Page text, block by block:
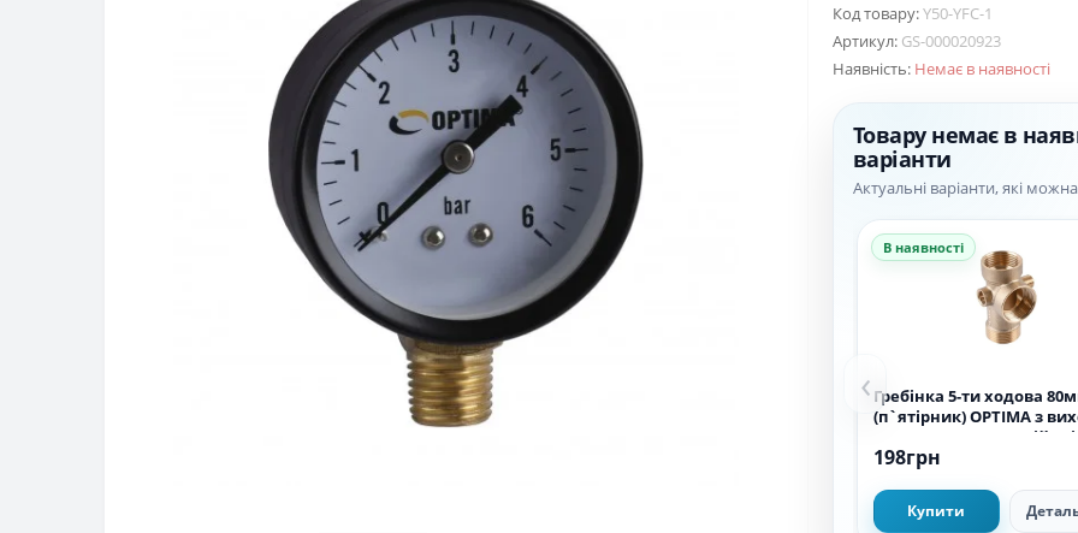
Код товару:Y50-YFC-1
Артикул: GS-000020923
Наявність: Немає в наявності
Товару немає в
варіанти
Актуальні варіанти, які
‹
В наявності
Гребінка 5-ти ходова
(п`ятірник) OPTIMA з
1/4″вр 1/4″зр на одній осі
C)
198грн
Купити